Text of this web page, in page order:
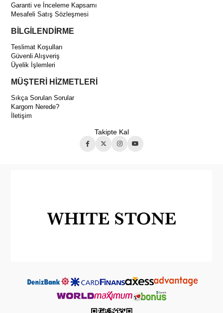
Garanti ve İnceleme Kapsamı
Mesafeli Satış Sözleşmesi
BİLGİLENDİRME
Teslimat Koşulları
Güvenli Alışveriş
Üyelik İşlemleri
MÜŞTERİ HİZMETLERİ
Sıkça Sorulan Sorular
Kargom Nerede?
İletişim
Takipte Kal